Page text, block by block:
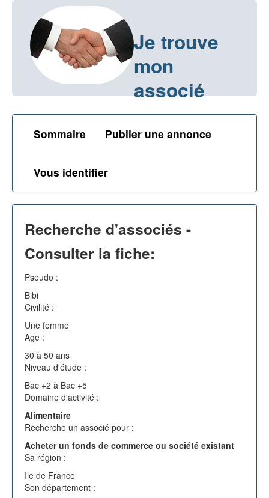
Je trouve
mon
associé
Sommaire Publier une annonce
Vous identifier
Recherche d'associés -
Consulter la fiche:
Pseudo :
Bibi
Civilité :
Une femme
Age :
30 à 50 ans
Niveau d'étude :
Bac +2 à Bac +5
Domaine d'activité :
Alimentaire
Recherche un associé pour :
Acheter un fonds de commerce ou société existant
Sa région :
Ile de France
Son département :